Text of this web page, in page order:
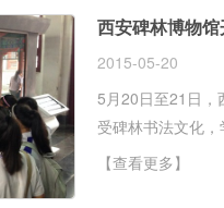
西安碑林博物
2015-05-20
5月20日至21日，
【查看更多】